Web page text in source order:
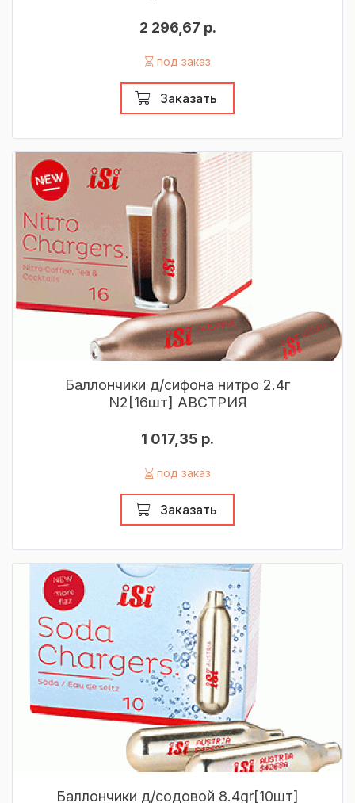
2 296,67 р.
под заказ
Заказать
Баллончики д/сифона нитро 2.4г
N2[16шт] АВСТРИЯ
1 017,35 р.
под заказ
Заказать
Баллончики д/содовой 8.4gr[10шт]